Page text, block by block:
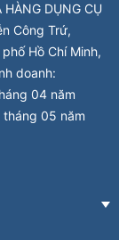
DỤNG CỤ
Công Trứ,
Hồ Chí Minh,
doanh:
04 năm
05 năm